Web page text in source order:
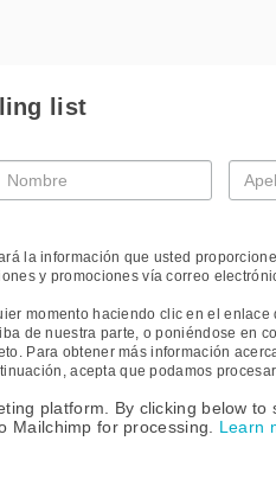
list
*
la información que usted
y promociones vía correo
momento haciendo clic en el
de nuestra parte, o poniéndose en
Para obtener más información
acepta que podamos
platform. By clicking below
Mailchimp for processing. Learn